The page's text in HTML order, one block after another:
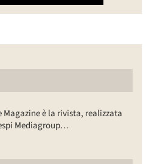
Magazine è la rivista, realizzata
Mediagroup…